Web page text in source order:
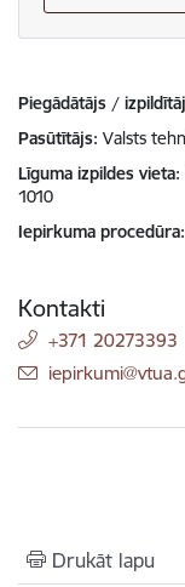
Piegādātājs /
Pasūtītājs Valsts
Līguma izpildes vieta
1010
Iepirkuma procedūra
Kontakti
+371 20273393
E-pasts:
Drukāt lapu